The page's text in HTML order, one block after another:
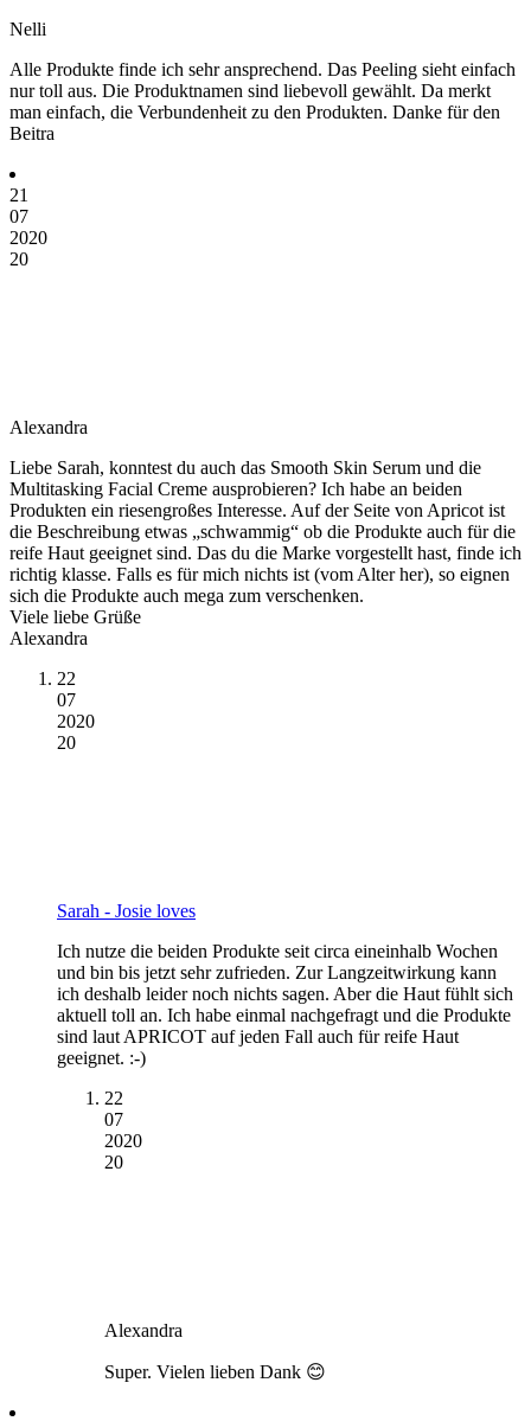
Nelli
Alle Produkte finde ich sehr ansprechend. Das Peeling sieht einfach
nur toll aus. Die Produktnamen sind liebevoll gewählt. Da merkt
man einfach, die Verbundenheit zu den Produkten. Danke für den
Beitra
21
07
2020
20
Alexandra
Liebe Sarah, konntest du auch das Smooth Skin Serum und die
Multitasking Facial Creme ausprobieren? Ich habe an beiden
Produkten ein riesengroßes Interesse. Auf der Seite von Apricot ist
die Beschreibung etwas „schwammig“ ob die Produkte auch für die
reife Haut geeignet sind. Das du die Marke vorgestellt hast, finde ich
richtig klasse. Falls es für mich nichts ist (vom Alter her), so eignen
sich die Produkte auch mega zum verschenken.
Viele liebe Grüße
Alexandra
22
07
2020
20
Sarah - Josie loves
Ich nutze die beiden Produkte seit circa eineinhalb Wochen
und bin bis jetzt sehr zufrieden. Zur Langzeitwirkung kann
ich deshalb leider noch nichts sagen. Aber die Haut fühlt sich
aktuell toll an. Ich habe einmal nachgefragt und die Produkte
sind laut APRICOT auf jeden Fall auch für reife Haut
geeignet. :-)
22
07
2020
20
Alexandra
Super. Vielen lieben Dank 😊